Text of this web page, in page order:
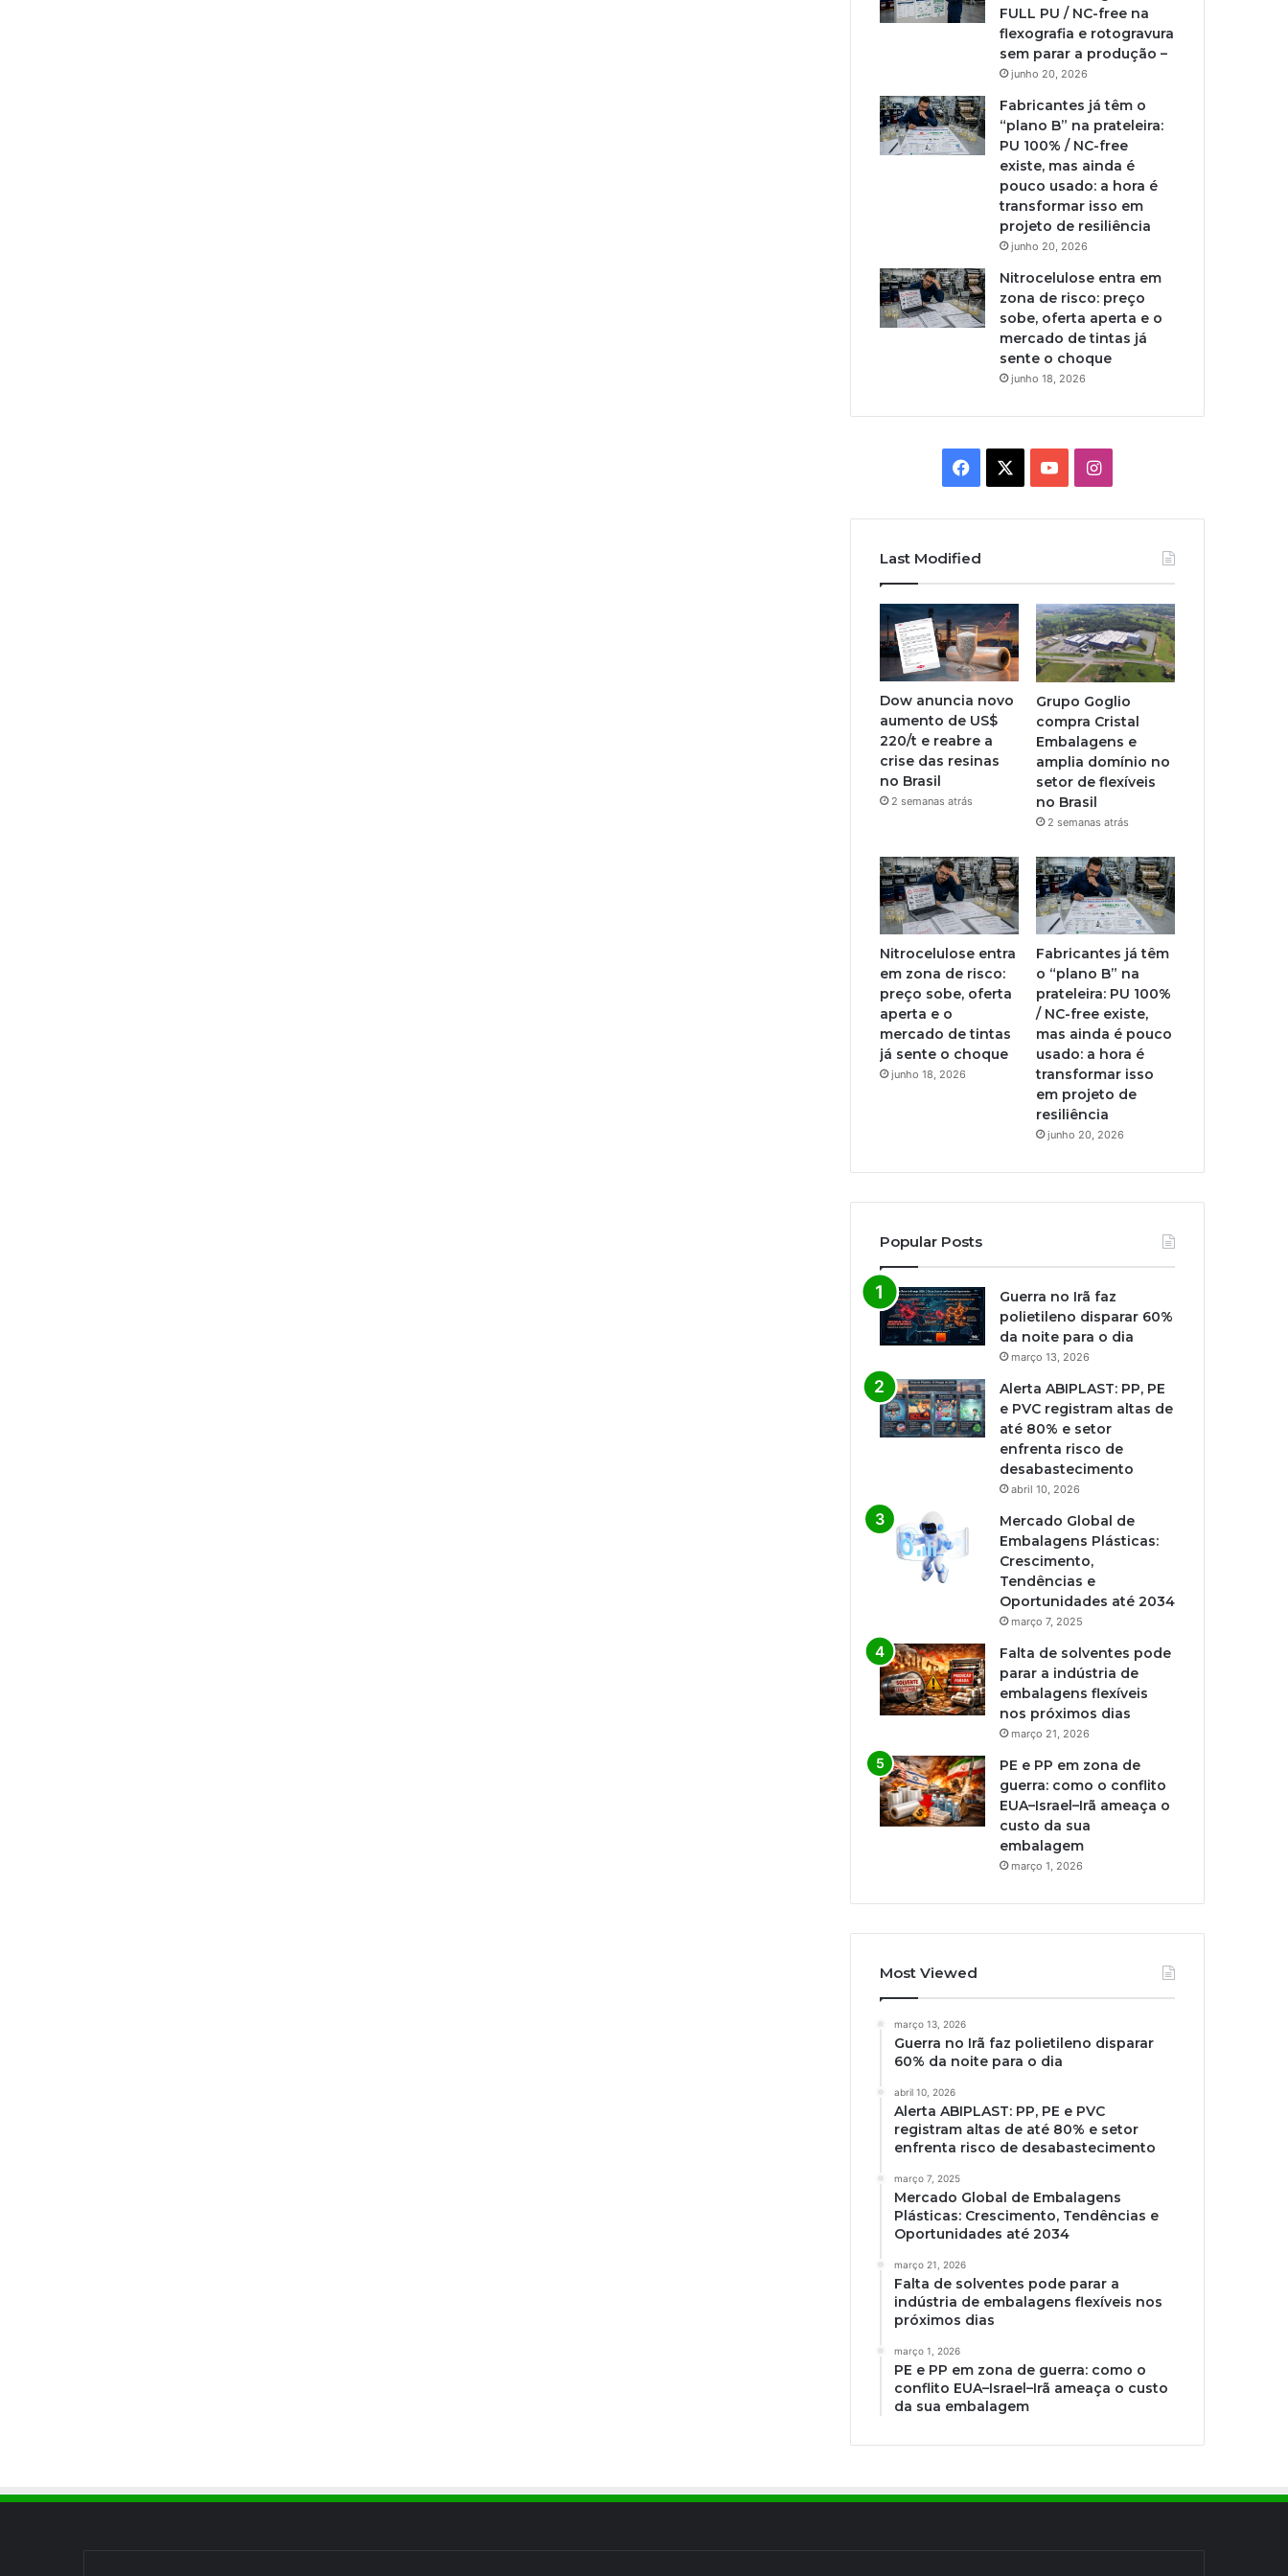
FULL PU / NC-free na
flexografia e rotogravura
sem parar a produção –
junho 20, 2026
Fabricantes já têm o
“plano B” na prateleira:
PU 100% / NC-free
existe, mas ainda é
pouco usado: a hora é
transformar isso em
projeto de resiliência
junho 20, 2026
Nitrocelulose entra em
zona de risco: preço
sobe, oferta aperta e o
mercado de tintas já
sente o choque
junho 18, 2026
Facebook YouTubeInstagram
Last Modified
Dow anuncia novo
aumento de US$
220/t e reabre a
crise das resinas
no Brasil
2 semanas atrás
Grupo Goglio
compra Cristal
Embalagens e
amplia domínio no
setor de flexíveis
no Brasil
2 semanas atrás
Nitrocelulose entra
em zona de risco:
preço sobe, oferta
aperta e o
mercado de tintas
já sente o choque
junho 18, 2026
Fabricantes já têm
o “plano B” na
prateleira: PU 100%
/ NC-free existe,
mas ainda é pouco
usado: a hora é
transformar isso
em projeto de
resiliência
junho 20, 2026
Popular Posts
Guerra no Irã faz
polietileno disparar 60%
da noite para o dia
março 13, 2026
Alerta ABIPLAST: PP, PE
e PVC registram altas de
até 80% e setor
enfrenta risco de
desabastecimento
abril 10, 2026
Mercado Global de
Embalagens Plásticas:
Crescimento,
Tendências e
Oportunidades até 2034
março 7, 2025
Falta de solventes pode
parar a indústria de
embalagens flexíveis
nos próximos dias
março 21, 2026
PE e PP em zona de
guerra: como o conflito
EUA–Israel–Irã ameaça o
custo da sua
embalagem
março 1, 2026
Most Viewed
março 13, 2026
Guerra no Irã faz polietileno disparar
60% da noite para o dia
abril 10, 2026
Alerta ABIPLAST: PP, PE e PVC
registram altas de até 80% e setor
enfrenta risco de desabastecimento
março 7, 2025
Mercado Global de Embalagens
Plásticas: Crescimento, Tendências e
Oportunidades até 2034
março 21, 2026
Falta de solventes pode parar a
indústria de embalagens flexíveis nos
próximos dias
março 1, 2026
PE e PP em zona de guerra: como o
conflito EUA–Israel–Irã ameaça o custo
da sua embalagem